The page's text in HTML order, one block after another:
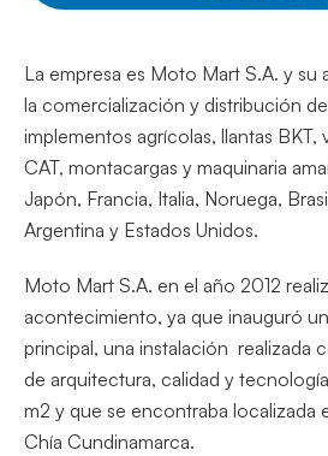
La empresa es Moto Mart S.A. y su
la comercialización y distribución
implementos agrícolas, llantas BKT,
CAT, montacargas y maquinaria
Japón, Francia, Italia, Noruega,
Argentina y Estados Unidos.
Moto Mart S.A. en el año 2012
acontecimiento, ya que inauguró
principal, una instalación realizada
de arquitectura, calidad y
m2 y que se encontraba localizada
Chía Cundinamarca.